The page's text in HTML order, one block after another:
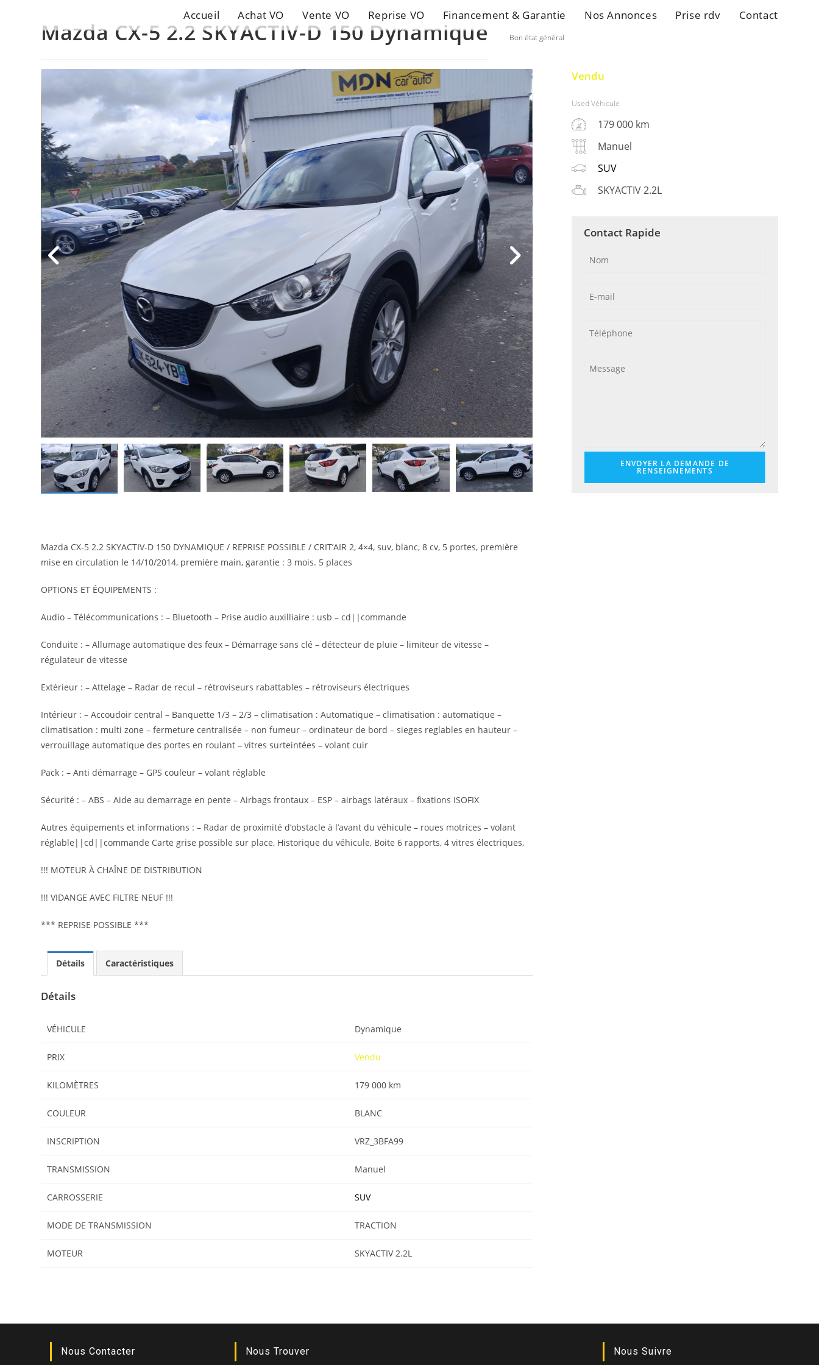
Accueil Achat VO Vente VO Reprise VO Financement & Garantie Nos Annonces Prise rdv Contact
Mazda CX-5 2.2 SKYACTIV-D 150 Dynamique Bon état général
Mazda CX-5 2.2 SKYACTIV-D 150 DYNAMIQUE / REPRISE POSSIBLE / CRIT’AIR 2, 4×4, suv, blanc, 8 cv, 5 portes, première
mise en circulation le 14/10/2014, première main, garantie : 3 mois. 5 places
OPTIONS ET ÉQUIPEMENTS :
Audio – Télécommunications : – Bluetooth – Prise audio auxilliaire : usb – cd||commande
Conduite : – Allumage automatique des feux – Démarrage sans clé – détecteur de pluie – limiteur de vitesse –
régulateur de vitesse
Extérieur : – Attelage – Radar de recul – rétroviseurs rabattables – rétroviseurs électriques
Intérieur : – Accoudoir central – Banquette 1/3 – 2/3 – climatisation : Automatique – climatisation : automatique –
climatisation : multi zone – fermeture centralisée – non fumeur – ordinateur de bord – sieges reglables en hauteur –
verrouillage automatique des portes en roulant – vitres surteintées – volant cuir
Pack : – Anti démarrage – GPS couleur – volant réglable
Sécurité : – ABS – Aide au demarrage en pente – Airbags frontaux – ESP – airbags latéraux – fixations ISOFIX
Autres équipements et informations : – Radar de proximité d’obstacle à l’avant du véhicule – roues motrices – volant
réglable||cd||commande Carte grise possible sur place, Historique du véhicule, Boite 6 rapports, 4 vitres électriques,
!!! MOTEUR À CHAÎNE DE DISTRIBUTION
!!! VIDANGE AVEC FILTRE NEUF !!!
*** REPRISE POSSIBLE ***
Détails Caractéristiques
Détails
VÉHICULE Dynamique
PRIX Vendu
KILOMÈTRES 179 000 km
COULEUR BLANC
INSCRIPTION VRZ_3BFA99
TRANSMISSION Manuel
CARROSSERIE SUV
MODE DE TRANSMISSION TRACTION
MOTEUR SKYACTIV 2.2L
Vendu
Used Véhicule
179 000 km
Manuel
SUV
SKYACTIV 2.2L
Contact Rapide
ENVOYER LA DEMANDE DE
RENSEIGNEMENTS
Nous Contacter Nous Trouver Nous Suivre